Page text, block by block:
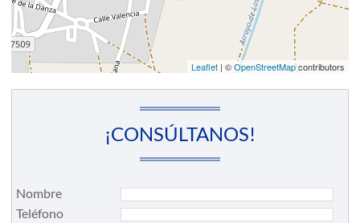
Leaflet| ©OpenStreetMapcontributors
¡CONSÚLTANOS!
Nombre
Teléfono